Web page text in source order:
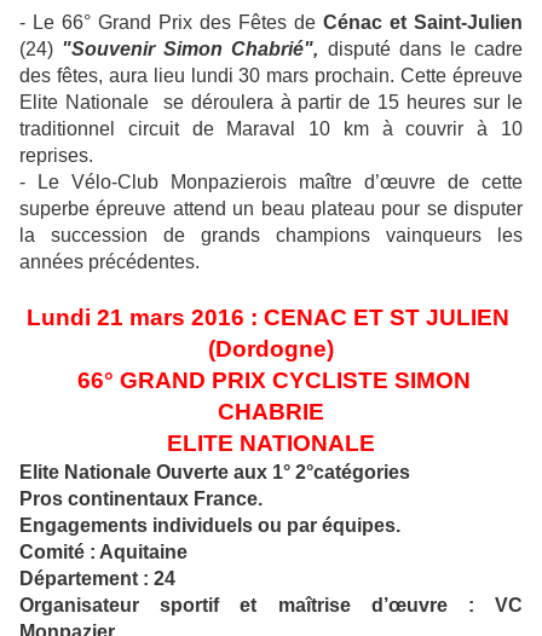
- Le 66° Grand Prix des Fêtes de Cénac et Saint-Julien
(24) "Souvenir Simon Chabrié", disputé dans le cadre
des fêtes, aura lieu lundi 30 mars prochain. Cette épreuve
Elite Nationale se déroulera à partir de 15 heures sur le
traditionnel circuit de Maraval 10 km à couvrir à 10
reprises.
- Le Vélo-Club Monpazierois maître d’œuvre de cette
superbe épreuve attend un beau plateau pour se disputer
la succession de grands champions vainqueurs les
années précédentes.
Lundi 21 mars 2016 : CENAC ET ST JULIEN
(Dordogne)
66° GRAND PRIX CYCLISTE SIMON
CHABRIE
ELITE NATIONALE
Elite Nationale Ouverte aux 1° 2°catégories
Pros continentaux France.
Engagements individuels ou par équipes.
Comité : Aquitaine
Département : 24
Organisateur sportif et maîtrise d’œuvre : VC